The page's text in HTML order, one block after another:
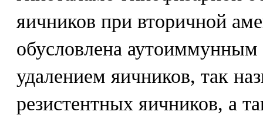
яичников при вторичной
обусловлена
удалением яичников, так
резистентных яичников, а